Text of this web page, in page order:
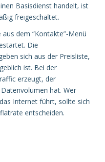
Basisdienst handelt, ist
freigeschaltet.
dem “Kontakte”-Menü
Die
sich aus der Preisliste,
ist. Bei der
erzeugt, der
hat. Wer
Internet führt, sollte sich
entscheiden.